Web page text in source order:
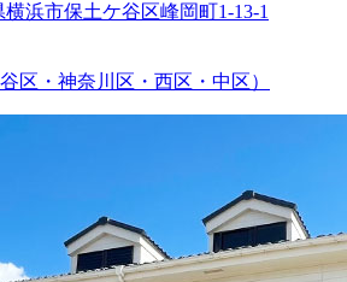
浜市保土ケ谷区峰岡町1-13-1
区・神奈川区・西区・中区）